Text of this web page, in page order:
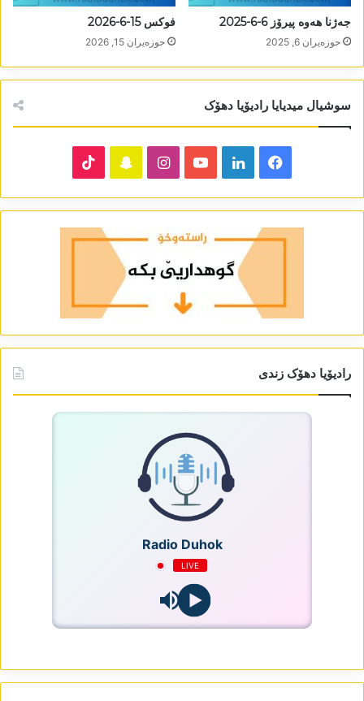
جەژنا ھەوە پیرۆز 6-6-2025
حوزه‌یران 6, 2025
فوکس 15-6-2026
حوزه‌یران 15, 2026
سوشیال میدیایا رادیۆیا دھۆک
Facebook
LinkedIn
YouTube
Instagram
Snapchat
رادیۆیا دھۆک زندی
Radio Duhok
LIVE